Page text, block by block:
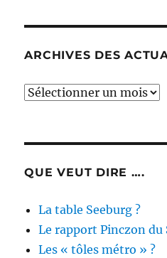
ARCHIVES DES
Archives
QUE VEUT DIRE ….
La table Seeburg ?
Le rapport Pinczon du
Les « tôles métro » ?